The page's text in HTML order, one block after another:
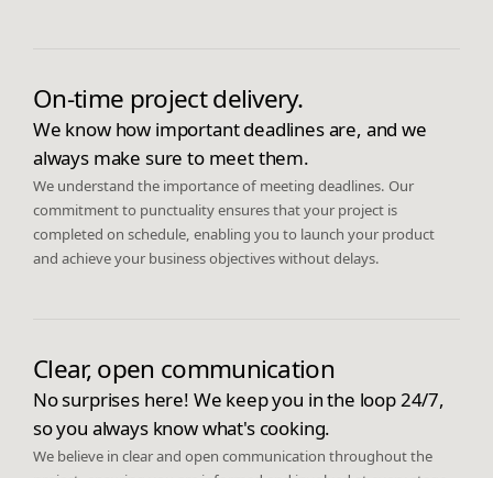
On-time project delivery.
We know how important deadlines are, and we
always make sure to meet them.
We understand the importance of meeting deadlines. Our
commitment to punctuality ensures that your project is
completed on schedule, enabling you to launch your product
and achieve your business objectives without delays.
Clear, open communication
No surprises here! We keep you in the loop 24/7,
so you always know what's cooking.
We believe in clear and open communication throughout the